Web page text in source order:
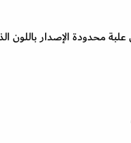
محدودة الإصدار باللون